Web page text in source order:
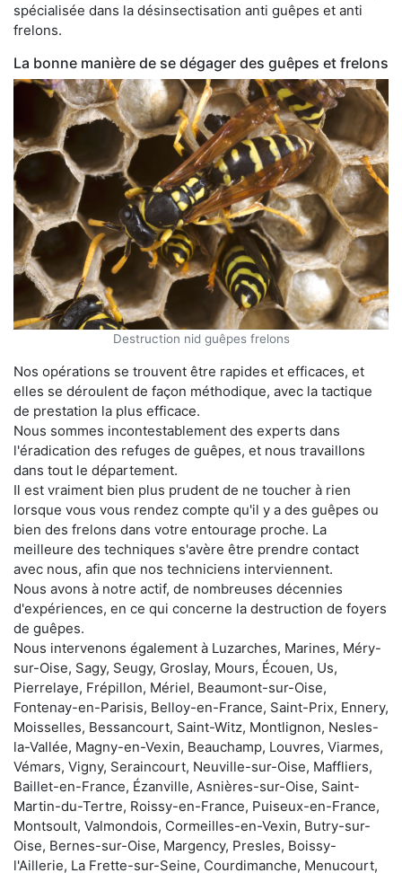
spécialisée dans la désinsectisation anti guêpes et anti
frelons.
La bonne manière de se dégager des guêpes et frelons
Destruction nid guêpes frelons
Nos opérations se trouvent être rapides et efficaces, et
elles se déroulent de façon méthodique, avec la tactique
de prestation la plus efficace.
Nous sommes incontestablement des experts dans
l'éradication des refuges de guêpes, et nous travaillons
dans tout le département.
Il est vraiment bien plus prudent de ne toucher à rien
lorsque vous vous rendez compte qu'il y a des guêpes ou
bien des frelons dans votre entourage proche. La
meilleure des techniques s'avère être prendre contact
avec nous, afin que nos techniciens interviennent.
Nous avons à notre actif, de nombreuses décennies
d'expériences, en ce qui concerne la destruction de foyers
de guêpes.
Nous intervenons également à Luzarches, Marines, Méry-
sur-Oise, Sagy, Seugy, Groslay, Mours, Écouen, Us,
Pierrelaye, Frépillon, Mériel, Beaumont-sur-Oise,
Fontenay-en-Parisis, Belloy-en-France, Saint-Prix, Ennery,
Moisselles, Bessancourt, Saint-Witz, Montlignon, Nesles-
la-Vallée, Magny-en-Vexin, Beauchamp, Louvres, Viarmes,
Vémars, Vigny, Seraincourt, Neuville-sur-Oise, Maffliers,
Baillet-en-France, Ézanville, Asnières-sur-Oise, Saint-
Martin-du-Tertre, Roissy-en-France, Puiseux-en-France,
Montsoult, Valmondois, Cormeilles-en-Vexin, Butry-sur-
Oise, Bernes-sur-Oise, Margency, Presles, Boissy-
l'Aillerie, La Frette-sur-Seine, Courdimanche, Menucourt,